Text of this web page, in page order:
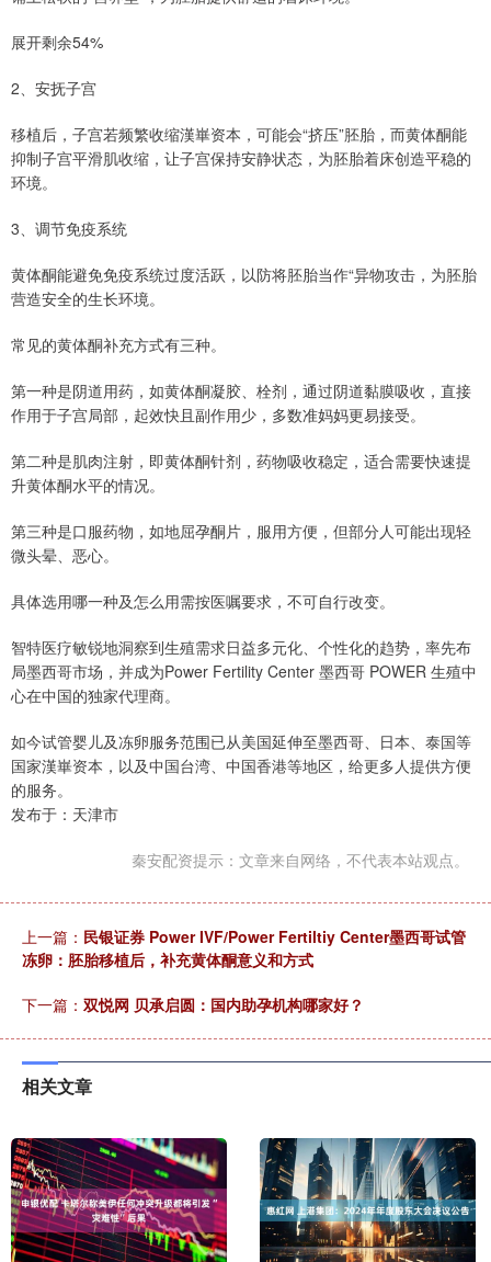
展开剩余54%
2、安抚子宫
移植后，子宫若频繁收缩漢崋资本，可能会“挤压”胚胎，而黄体酮能
抑制子宫平滑肌收缩，让子宫保持安静状态，为胚胎着床创造平稳的
环境。
3、调节免疫系统
黄体酮能避免免疫系统过度活跃，以防将胚胎当作“异物攻击，为胚胎
营造安全的生长环境。
常见的黄体酮补充方式有三种。
第一种是阴道用药，如黄体酮凝胶、栓剂，通过阴道黏膜吸收，直接
作用于子宫局部，起效快且副作用少，多数准妈妈更易接受。
第二种是肌肉注射，即黄体酮针剂，药物吸收稳定，适合需要快速提
升黄体酮水平的情况。
第三种是口服药物，如地屈孕酮片，服用方便，但部分人可能出现轻
微头晕、恶心。
具体选用哪一种及怎么用需按医嘱要求，不可自行改变。
智特医疗敏锐地洞察到生殖需求日益多元化、个性化的趋势，率先布
局墨西哥市场，并成为Power Fertility Center 墨西哥 POWER 生殖中
心在中国的独家代理商。
如今试管婴儿及冻卵服务范围已从美国延伸至墨西哥、日本、泰国等
国家漢崋资本，以及中国台湾、中国香港等地区，给更多人提供方便
的服务。
发布于：天津市
秦安配资提示：文章来自网络，不代表本站观点。
上一篇： 民银证券 Power IVF/Power Fertiltiy Center墨西哥试管
冻卵：胚胎移植后，补充黄体酮意义和方式
下一篇： 双悦网 贝承启圆：国内助孕机构哪家好？
相关文章